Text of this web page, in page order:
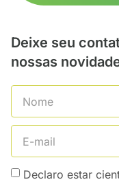
Deixe seu
nossas
Declaro estar